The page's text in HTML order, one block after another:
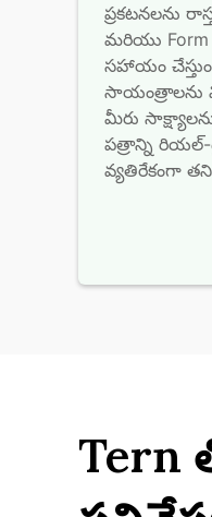
ప్రకటనలను
మరియు Form
సహాయం
సాయంత్రాలను
మీరు సాక్ష్యాలను అప్‌లోడ్
పత్రాన్ని రియల్-టైమ్‌లో Department
వ్యతిరేకంగా
Tern